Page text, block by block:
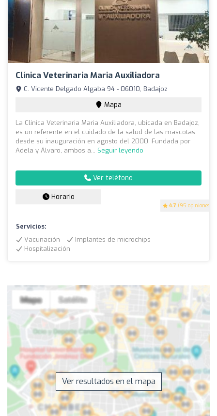
Clínica Veterinaria Maria Auxiliadora
4.7 (95 opiniones)
C. Vicente Delgado Algaba 94 - 06010, Badajoz
Mapa
La Clínica Veterinaria Maria Auxiliadora, ubicada en Badajoz,
es un referente en el cuidado de la salud de las mascotas
desde su inauguración en agosto del 2000. Fundada por
Adela y Álvaro, ambos a... Seguir leyendo
Ver teléfono
Horario
Servicios:
Vacunación
Implantes de microchips
Hospitalización
Ver resultados en el mapa